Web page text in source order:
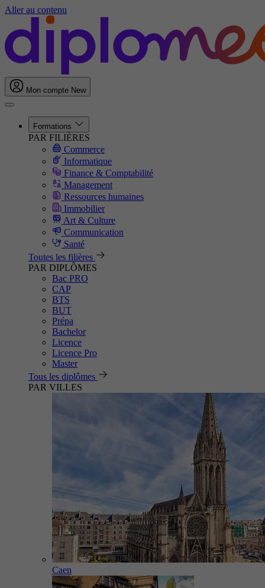
Aller au contenu
Mon compte New
Formations
PAR FILIÈRES
Commerce
Informatique
Finance & Comptabilité
Management
Ressources humaines
Immobilier
Art & Culture
Communication
Santé
Toutes les filières
PAR DIPLÔMES
Bac PRO
CAP
BTS
BUT
Prépa
Bachelor
Licence
Licence Pro
Master
Tous les diplômes
PAR VILLES
Caen